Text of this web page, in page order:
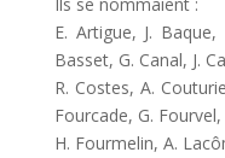
Ils se nommaient :
E. Artigue, J. Baque,
Basset, G. Canal, J.
R. Costes, A.
Fourcade, G. Fourvel,
H. Fourmelin, A.